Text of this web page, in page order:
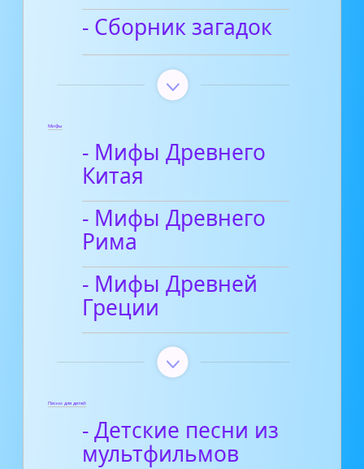
- Сборник загадок
Мифы
- Мифы Древнего
Китая
- Мифы Древнего
Рима
- Мифы Древней
Греции
Песни для детей
- Детские песни из
мультфильмов